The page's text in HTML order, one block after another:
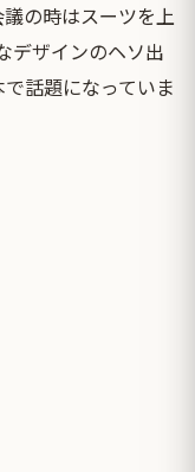
の時はスーツを上
デザインのヘソ出
話題になっていま